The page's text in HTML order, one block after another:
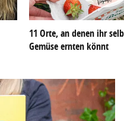
11 Orte, an denen ihr
Gemüse ernten könnt